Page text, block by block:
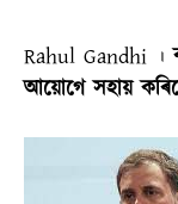
Rahul Gandhi ।
আয়োগে সহায়